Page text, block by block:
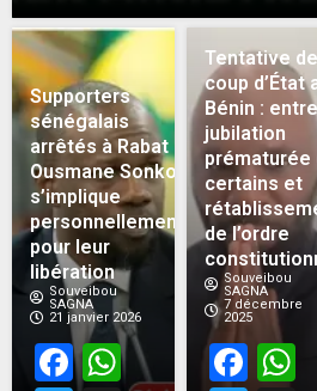
Supporters
sénégalais
arrêtés à Rabat :
Ousmane Sonko
s’implique
personnellement
pour leur
libération
Souveibou
SAGNA
21 janvier 2026
Facebook
WhatsApp
Tentative de
coup d’État
Bénin : entre
jubilation
prématurée
certains et
de l’ordre
Souveibou
SAGNA
7 décembre
2025